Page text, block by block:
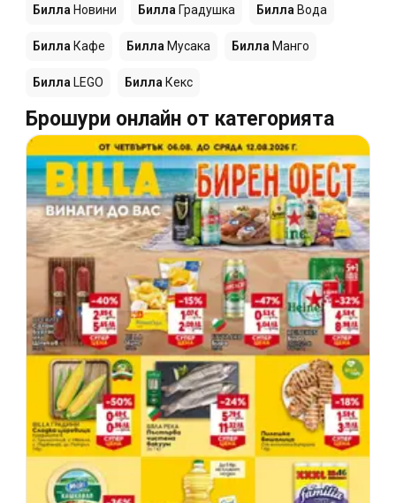
Билла Новини Билла Градушка Билла Вода
Билла Кафе Билла Мусака Билла Манго
Билла LEGO Билла Кекс
Брошури онлайн от категорията